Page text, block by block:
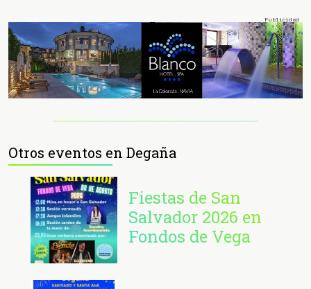
Otros eventos en Degaña
Fiestas de San
Salvador 2026 en
Fondos de Vega